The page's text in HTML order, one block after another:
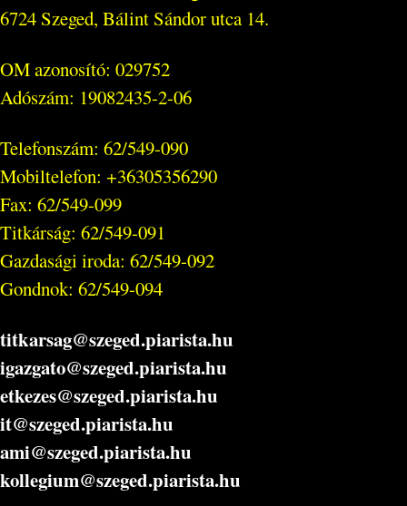
6724 Szeged, Bálint Sándor utca 14.
OM azonosító: 029752
Adószám: 19082435-2-06
Telefonszám: 62/549-090
Mobiltelefon: +36305356290
Fax: 62/549-099
Titkárság: 62/549-091
Gazdasági iroda: 62/549-092
Gondnok: 62/549-094
titkarsag@szeged.piarista.hu
igazgato@szeged.piarista.hu
etkezes@szeged.piarista.hu
it@szeged.piarista.hu
ami@szeged.piarista.hu
kollegium@szeged.piarista.hu